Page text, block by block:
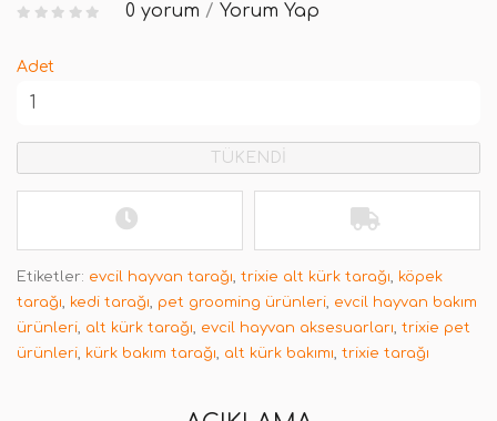
0 yorum / Yorum Yap
Adet
TÜKENDİ
Etiketler: evcil hayvan tarağı, trixie alt kürk tarağı, köpek
tarağı, kedi tarağı, pet grooming ürünleri, evcil hayvan bakım
ürünleri, alt kürk tarağı, evcil hayvan aksesuarları, trixie pet
ürünleri, kürk bakım tarağı, alt kürk bakımı, trixie tarağı